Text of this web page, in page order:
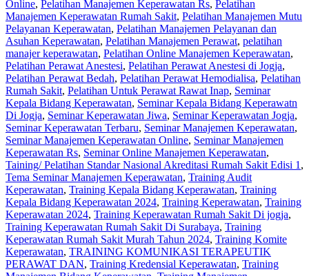
Online, Pelatihan Manajemen Keperawatan Rs, Pelatihan
Manajemen Keperawatan Rumah Sakit, Pelatihan Manajemen Mutu
Pelayanan Keperawatan, Pelatihan Manajemen Pelayanan dan
Asuhan Keperawatan, Pelatihan Manajemen Perawat, pelatihan
manajer keperawatan, Pelatihan Online Manajemen Keperawatan,
Pelatihan Perawat Anestesi, Pelatihan Perawat Anestesi di Jogja,
Pelatihan Perawat Bedah, Pelatihan Perawat Hemodialisa, Pelatihan
Rumah Sakit‎, Pelatihan Untuk Perawat Rawat Inap, Seminar
Kepala Bidang Keperawatan, Seminar Kepala Bidang Keperawatn
Di Jogja, Seminar Keperawatan Jiwa, Seminar Keperawatan Jogja,
Seminar Keperawatan Terbaru, Seminar Manajemen Keperawatan,
Seminar Manajemen Keperawatan Online, Seminar Manajemen
Keperawatan Rs, Seminar Online Manajemen Keperawatan,
Taining/ Pelatihan Standar Nasional Akreditasi Rumah Sakit Edisi 1 ,
Tema Seminar Manajemen Keperawatan, Training Audit
Keperawatan, Training Kepala Bidang Keperawatan, Training
Kepala Bidang Keperawatan 2024, Training Keperawatan, Training
Keperawatan 2024, Training Keperawatan Rumah Sakit Di jogja,
Training Keperawatan Rumah Sakit Di Surabaya, Training
Keperawatan Rumah Sakit Murah Tahun 2024, Training Komite
Keperawatan, TRAINING KOMUNIKASI TERAPEUTIK
PERAWAT DAN, Training Kredensial Keperawatan, Training